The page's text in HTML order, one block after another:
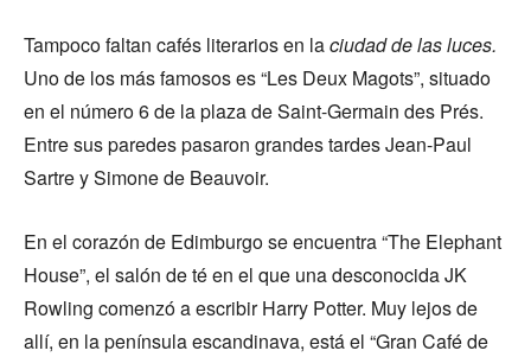
Tampoco faltan cafés literarios en laciudad de las luces.
Uno de los más famosos es “Les Deux Magots”, situado
en el número 6 de la plaza de Saint-Germain des Prés.
Entre sus paredes pasaron grandes tardes Jean-Paul
Sartre y Simone de Beauvoir.
En el corazón de Edimburgo se encuentra “The Elephant
House”, el salón de té en el que una desconocida JK
Rowling comenzó a escribir Harry Potter. Muy lejos de
allí, en la península escandinava, está el “Gran Café de